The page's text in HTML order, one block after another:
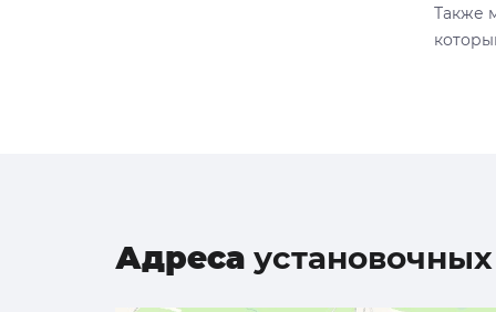
Также
Адреса установочных